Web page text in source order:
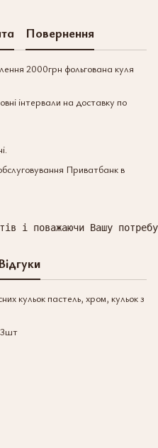
Повернення
2000грн фольгована куля
інтервали на доставку по
Приватбанк в
і поважаючи Вашу
Відгуки
кульок пастель, хром, кульок з
3шт